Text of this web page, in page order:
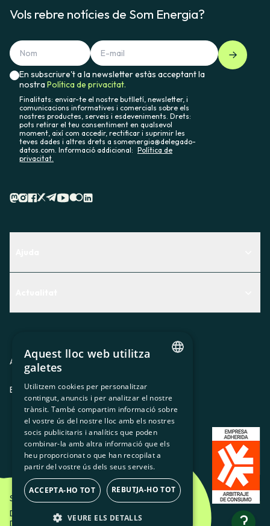
Vols rebre notícies de Som Energia?
En subscriure't a la newsletter estàs acceptant la
nostraPolítica de privacitat.
Finalitats: enviar-te el nostre butlletí, newsletter, i
comunicacions informatives i comercials sobre els
nostres productes, serveis i esdeveniments. Drets:
pots retirar el teu consentiment en qualsevol
moment, així com accedir, rectificar i suprimir les
teves dades i altres drets a somenergia@delegado-
datos.com. Informació addicional: Política de
privacitat.
Premsa
Treballa amb nosaltres
Avis legal
ES CAGLEU
Som Energia SCCL - 2026
Disseny Creatiu d'Etéreo Design.
Desenvolupament web per Utopig
SPANISH
GL
BASQUE
Aquest lloc web utilitza
galetes
Utilitzem cookies per personalitzar
contingut, anuncis i per analitzar el nostre
trànsit. També compartim informació sobre
el vostre ús del nostre lloc amb els nostres
socis publicitaris i analítics que poden
combinar-la amb altra informació que els
heu proporcionat o que han recopilat a
partir del vostre ús dels seus serveis.
ACCEPTA-HO TOT REBUTJA-HO TOT
VEURE ELS DETALLS